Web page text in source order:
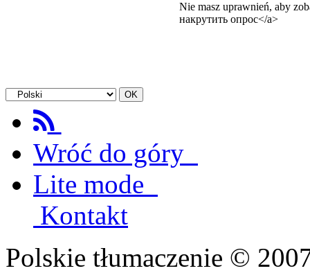
Nie masz uprawnień, aby
накрутить опрос</a>
Wróć do góry
Lite mode
Kontakt
Polskie tłumaczenie ©